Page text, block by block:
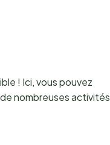
! Ici, vous pouvez
nombreuses activités